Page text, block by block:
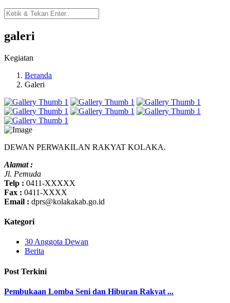
galeri
Kegiatan
Beranda
Galeri
DEWAN PERWAKILAN RAKYAT KOLAKA.
Alamat :
Jl. Pemuda
Telp : 0411-XXXXX
Fax : 0411-XXXX
Email : dprs@kolakakab.go.id
Kategori
30 Anggota Dewan
Berita
Post Terkini
Pembukaan Lomba Seni dan Hiburan Rakyat ...